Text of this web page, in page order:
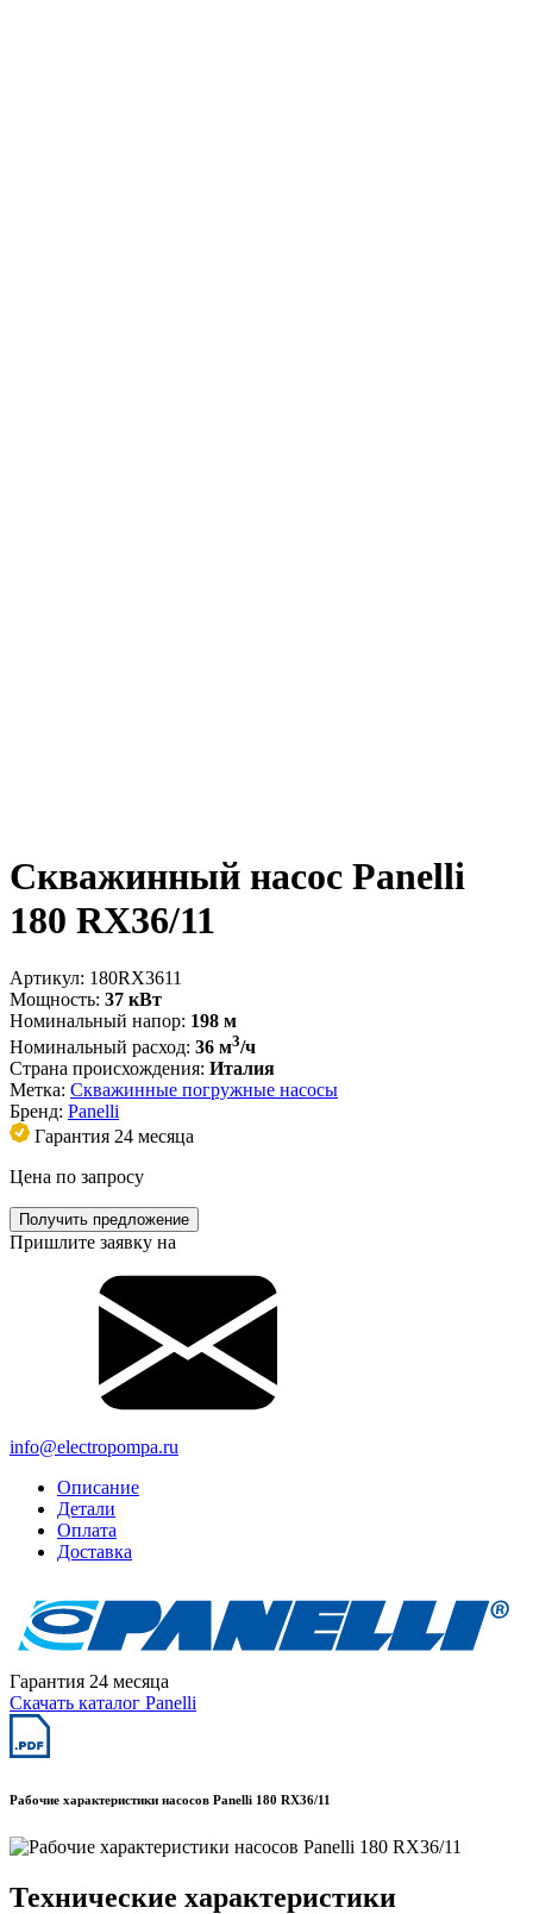
Скважинный насос Panelli
180 RX36/11
Артикул: 180RX3611
Мощность: 37 кВт
Номинальный напор: 198 м
Номинальный расход: 36 м3/ч
Страна происхождения: Италия
Метка: Скважинные погружные насосы
Бренд: Panelli
Гарантия 24 месяца
Цена по запросу
Получить предложение
Пришлите заявку на
info@electropompa.ru
Описание
Детали
Оплата
Доставка
Гарантия 24 месяца
Скачать каталог Panelli
Рабочие характеристики насосов Panelli 180 RX36/11
Технические характеристики